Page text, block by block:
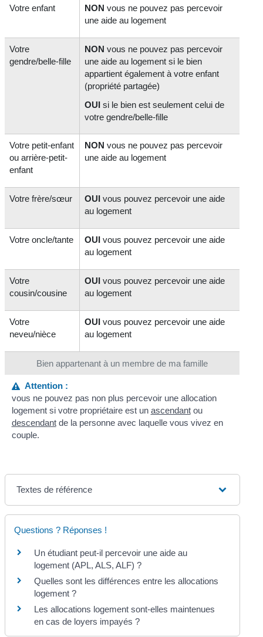
Bien appartenant à un membre de ma famille
Votre enfant NON vous ne pouvez pas percevoir
une aide au logement
Votre
gendre/belle-fille
NON vous ne pouvez pas percevoir
une aide au logement si le bien
appartient également à votre enfant
(propriété partagée)
OUI si le bien est seulement celui de
votre gendre/belle-fille
Votre petit-enfant
ou arrière-petit-
enfant
NON vous ne pouvez pas percevoir
une aide au logement
Votre frère/sœur OUI vous pouvez percevoir une aide
au logement
Votre oncle/tante OUI vous pouvez percevoir une aide
au logement
Votre
cousin/cousine
OUI vous pouvez percevoir une aide
au logement
Votre
neveu/nièce
OUI vous pouvez percevoir une aide
au logement
Attention :
vous ne pouvez pas non plus percevoir une allocation
logement si votre propriétaire est un ascendantou
descendantde la personne avec laquelle vous vivez en
couple.
Textes de référence
Questions ? Réponses !
Un étudiant peut-il percevoir une aide au
logement (APL, ALS, ALF) ?
Quelles sont les différences entre les allocations
logement ?
Les allocations logement sont-elles maintenues
en cas de loyers impayés ?